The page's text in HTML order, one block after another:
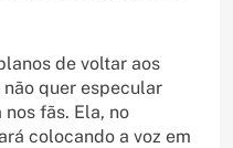
de voltar aos
quer especular
fãs. Ela, no
colocando a voz em